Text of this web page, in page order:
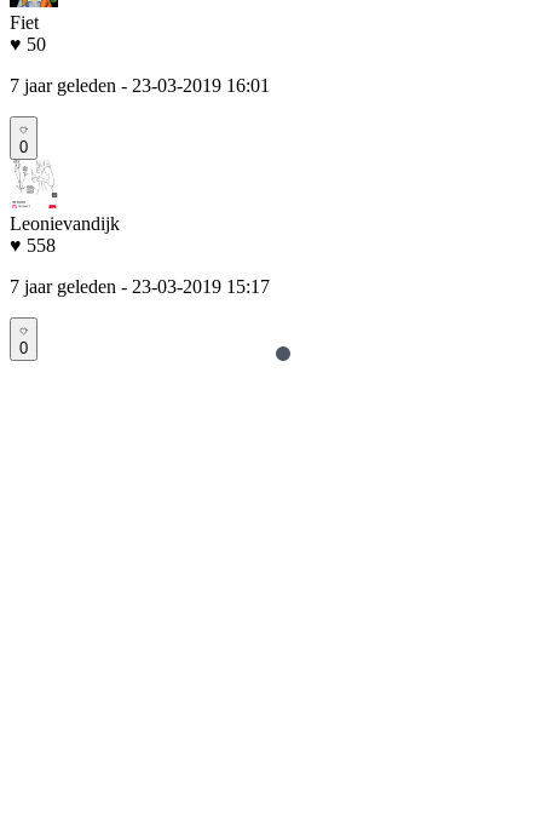
Fiet
♥ 50
7 jaar geleden - 23-03-2019 16:01
0
Leonievandijk
♥ 558
7 jaar geleden - 23-03-2019 15:17
0